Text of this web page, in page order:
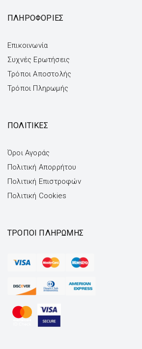
ΠΛΗΡΟΦΟΡΙΕΣ
Επικοινωνία
Συχνές Ερωτήσεις
Τρόποι Αποστολής
Τρόποι Πληρωμής
ΠΟΛΙΤΙΚΕΣ
Όροι Αγοράς
Πολιτική Απορρήτου
Πολιτική Επιστροφών
Πολιτική Cookies
ΤΡΌΠΟΙ ΠΛΗΡΩΜΉΣ